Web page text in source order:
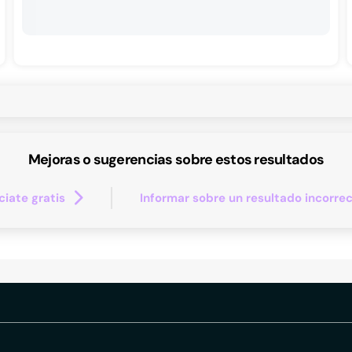
Mejoras o sugerencias sobre estos resultados
gratis Informar sobre un resultado